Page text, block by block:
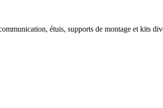
étuis, supports de montage et kits